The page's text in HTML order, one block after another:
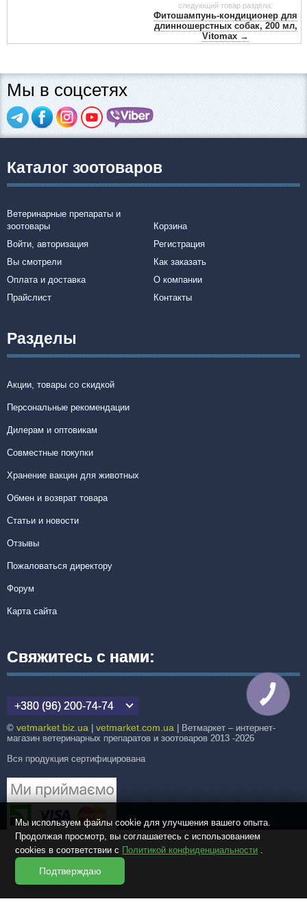
следующий товар раздела:
Фитошампунь-кондиционер для
длинношерстных собак, 200 мл,
Vitomax →
Мы в соцсетях
Каталог зоотоваров
Ветеринарные препараты и
зоотовары
Корзина
Войти, авторизация
Регистрация
Вы смотрели
Как заказать
Оплата и доставка
О компании
Прайслист
Контакты
Разделы
Акции, товары со скидкой
Персональные рекомендации
Дилерам и оптовикам
Совместные покупки
Хранение вакцин для животных
Обмен и возврат товара
Статьи и новости
Отзывы
Пожаловаться директору
Форум
Карта сайта
Свяжитесь с нами:
+380 (96) 200-74-74
© vetmarket.biz.ua vetmarket.com.ua | Ветмаркет – интернет-
магазин ветеринарных препаратов и зоотоваров 2013 -2026
Вся продукция сертифицирована
Мы используем файлы cookie для улучшения вашего опыта.
Продолжая просмотр, вы соглашаетесь с использованием
cookies в соответствии с Политикой конфиденциальности .
Подтверждаю
КНОПКА
СВЯЗИ